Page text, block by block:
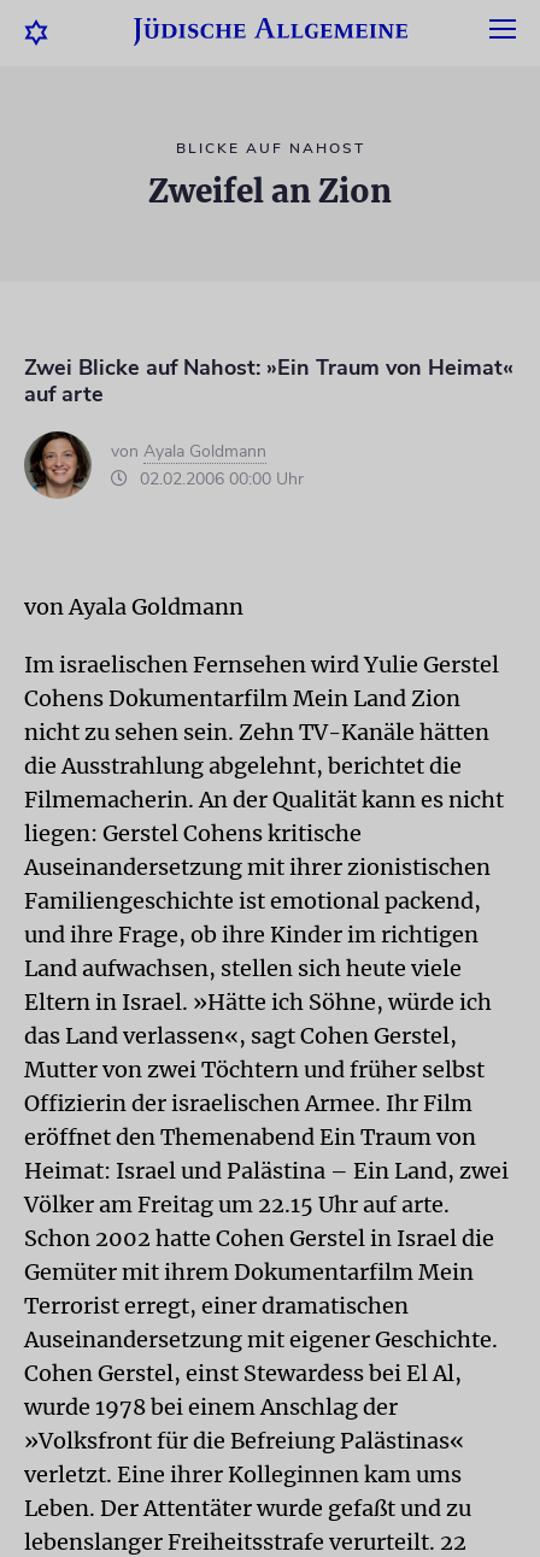
BLICKE AUF NAHOST
Zweifel an Zion
Zwei Blicke auf Nahost: »Ein Traum von Heimat«
auf arte
von Ayala Goldmann
02.02.2006 00:00 Uhr
von Ayala Goldmann
Im israelischen Fernsehen wird Yulie Gerstel
Cohens Dokumentarfilm Mein Land Zion
nicht zu sehen sein. Zehn TV-Kanäle hätten
die Ausstrahlung abgelehnt, berichtet die
Filmemacherin. An der Qualität kann es nicht
liegen: Gerstel Cohens kritische
Auseinandersetzung mit ihrer zionistischen
Familiengeschichte ist emotional packend,
und ihre Frage, ob ihre Kinder im richtigen
Land aufwachsen, stellen sich heute viele
Eltern in Israel. »Hätte ich Söhne, würde ich
das Land verlassen«, sagt Cohen Gerstel,
Mutter von zwei Töchtern und früher selbst
Offizierin der israelischen Armee. Ihr Film
eröffnet den Themenabend Ein Traum von
Heimat: Israel und Palästina – Ein Land, zwei
Völker am Freitag um 22.15 Uhr auf arte.
Schon 2002 hatte Cohen Gerstel in Israel die
Gemüter mit ihrem Dokumentarfilm Mein
Terrorist erregt, einer dramatischen
Auseinandersetzung mit eigener Geschichte.
Cohen Gerstel, einst Stewardess bei El Al,
wurde 1978 bei einem Anschlag der
»Volksfront für die Befreiung Palästinas«
verletzt. Eine ihrer Kolleginnen kam ums
Leben. Der Attentäter wurde gefaßt und zu
lebenslanger Freiheitsstrafe verurteilt. 22